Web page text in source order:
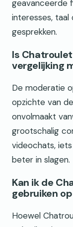
geavanceerde
interesses,
gesprekken.
Is
vergelijking
De moderatie
opzichte van
onvolmaakt
grootschalig
videochats,
beter in slagen.
Kan ik de
gebruiken
Hoewel